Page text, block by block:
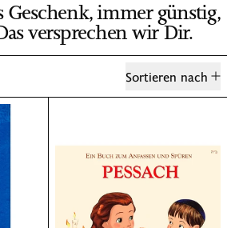
Geschenk, immer günstig,
versprechen wir Dir.
Sortieren nach
für Pessach - mit Anleitung und